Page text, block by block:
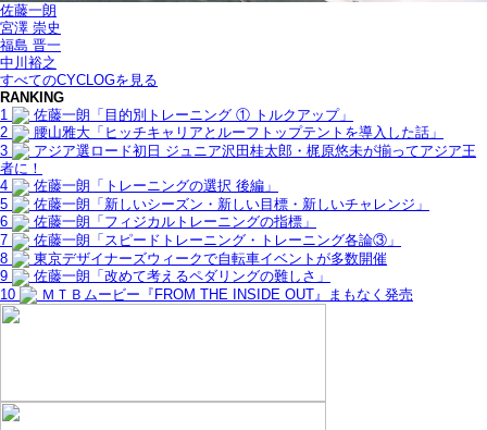
佐藤一朗
宮澤 崇史
福島 晋一
中川裕之
すべてのCYCLOGを見る
RANKING
1
佐藤一朗「目的別トレーニング ① トルクアップ」
2
腰山雅大「ヒッチキャリアとルーフトップテントを導入した話」
3
アジア選ロード初日 ジュニア沢田桂太郎・梶原悠未が揃ってアジア王
者に！
4
佐藤一朗「トレーニングの選択 後編」
5
佐藤一朗「新しいシーズン・新しい目標・新しいチャレンジ」
6
佐藤一朗「フィジカルトレーニングの指標」
7
佐藤一朗「スピードトレーニング・トレーニング各論③」
8
東京デザイナーズウィークで自転車イベントが多数開催
9
佐藤一朗「改めて考えるペダリングの難しさ」
10
ＭＴＢムービー『FROM THE INSIDE OUT』まもなく発売